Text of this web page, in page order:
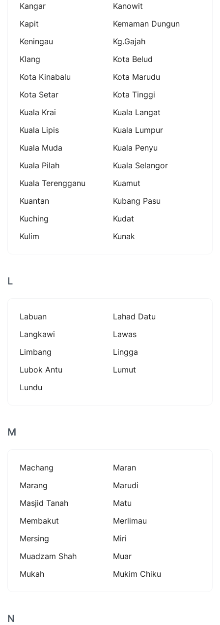
Kangar
Kanowit
Kapit
Kemaman Dungun
Keningau
Kg.gajah
Klang
Kota Belud
Kota Kinabalu
Kota Marudu
Kota Setar
Kota Tinggi
Kuala Krai
Kuala Langat
Kuala Lipis
Kuala Lumpur
Kuala Muda
Kuala Penyu
Kuala Pilah
Kuala Selangor
Kuala Terengganu
Kuamut
Kuantan
Kubang Pasu
Kuching
Kudat
Kulim
Kunak
L
Labuan
Lahad Datu
Langkawi
Lawas
Limbang
Lingga
Lubok Antu
Lumut
Lundu
M
Machang
Maran
Marang
Marudi
Masjid Tanah
Matu
Membakut
Merlimau
Mersing
Miri
Muadzam Shah
Muar
Mukah
Mukim Chiku
N